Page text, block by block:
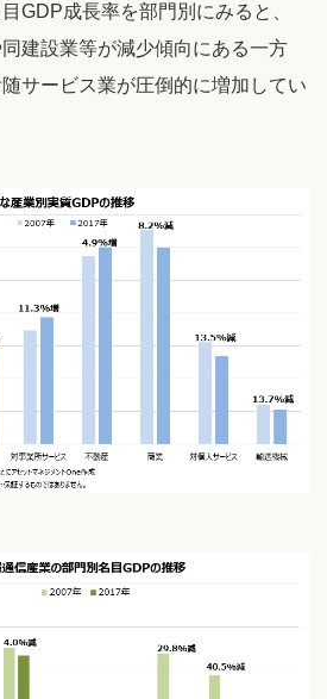
GDP成長率を部門別にみると、
建設業等が減少傾向にある一方
サービス業が圧倒的に増加してい